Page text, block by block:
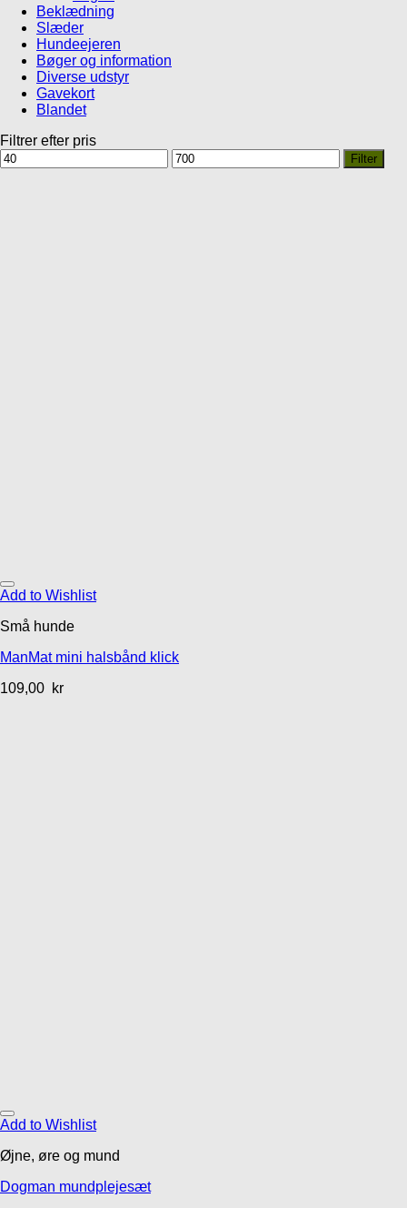
Beklædning
Slæder
Hundeejeren
Bøger og information
Diverse udstyr
Gavekort
Blandet
Filtrer efter pris
Mindste
pris
Højeste
pris
Filter
Add to Wishlist
Små hunde
ManMat mini halsbånd klick
109,00 kr
Add to Wishlist
Øjne, øre og mund
Dogman mundplejesæt